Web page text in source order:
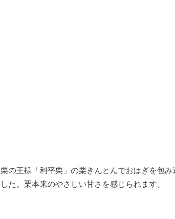
栗の王様「利平栗」の栗きんとんでおはぎを包み
した。栗本来のやさしい甘さを感じられます。